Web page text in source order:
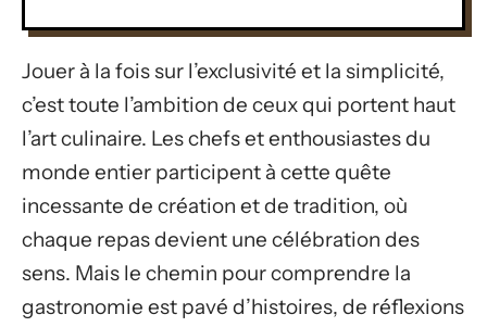
Jouer à la fois sur l’exclusivité et la simplicité,
c’est toute l’ambition de ceux qui portent haut
l’art culinaire. Les chefs et enthousiastes du
monde entier participent à cette quête
incessante de création et de tradition, où
chaque repas devient une célébration des
sens. Mais le chemin pour comprendre la
gastronomie est pavé d’histoires, de réflexions